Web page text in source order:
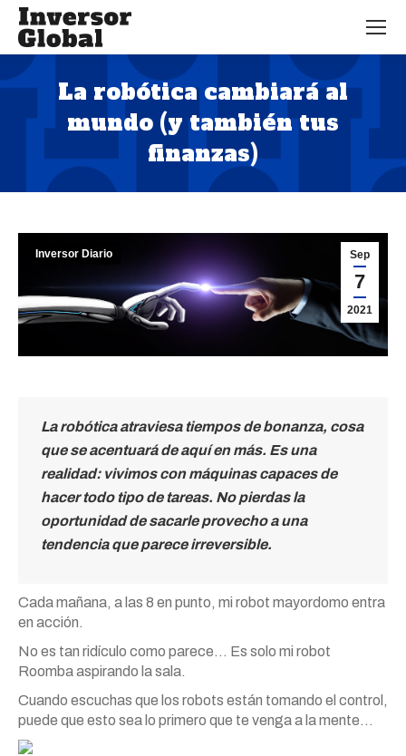
La robótica cambiará al
mundo (y también tus
finanzas)
Estás aquí:
Sep
7
2021
Inversor Diario
La robótica atraviesa tiempos de bonanza, cosa
que se acentuará de aquí en más. Es una
realidad: vivimos con máquinas capaces de
hacer todo tipo de tareas. No pierdas la
oportunidad de sacarle provecho a una
tendencia que parece irreversible.
Cada mañana, a las 8 en punto, mi robot mayordomo entra
en acción.
No es tan ridículo como parece… Es solo mi robot
Roomba aspirando la sala.
Cuando escuchas que los robots están tomando el control,
puede que esto sea lo primero que te venga a la mente…